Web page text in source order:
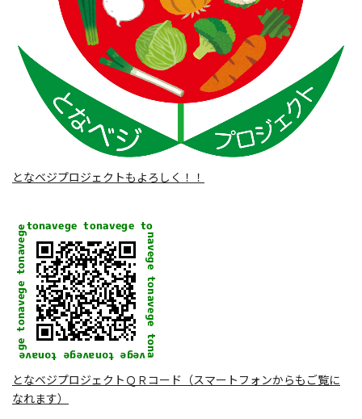
となベジプロジェクトもよろしく！！
となベジプロジェクトＱＲコード（スマートフォンからもご覧に
なれます）